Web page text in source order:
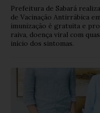
Prefeitura de Sabará
de Vacinação Antirrábica
imunização é gratuita e
raiva, doença viral com
início dos sintomas.